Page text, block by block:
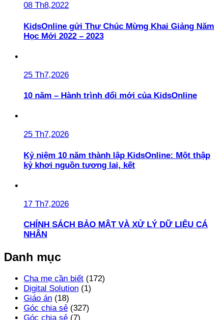
08 Th8,2022
KidsOnline gửi Thư Chúc Mừng Khai Giảng Năm
Học Mới 2022 – 2023
25 Th7,2026
10 năm – Hành trình đổi mới của KidsOnline
25 Th7,2026
Kỷ niệm 10 năm thành lập KidsOnline: Một thập
kỷ khơi nguồn tương lai, kết
17 Th7,2026
CHÍNH SÁCH BẢO MẬT VÀ XỬ LÝ DỮ LIỆU CÁ
NHÂN
Danh mục
Cha mẹ cần biết (172)
Digital Solution (1)
Giáo án (18)
Góc chia sẻ (327)
Góc chia sẻ (7)